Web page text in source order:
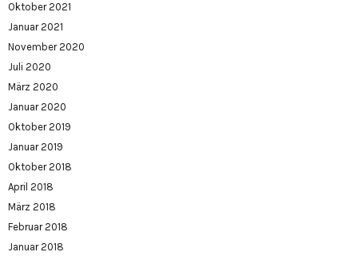
Oktober 2021
Januar 2021
November 2020
Juli 2020
März 2020
Januar 2020
Oktober 2019
Januar 2019
Oktober 2018
April 2018
März 2018
Februar 2018
Januar 2018